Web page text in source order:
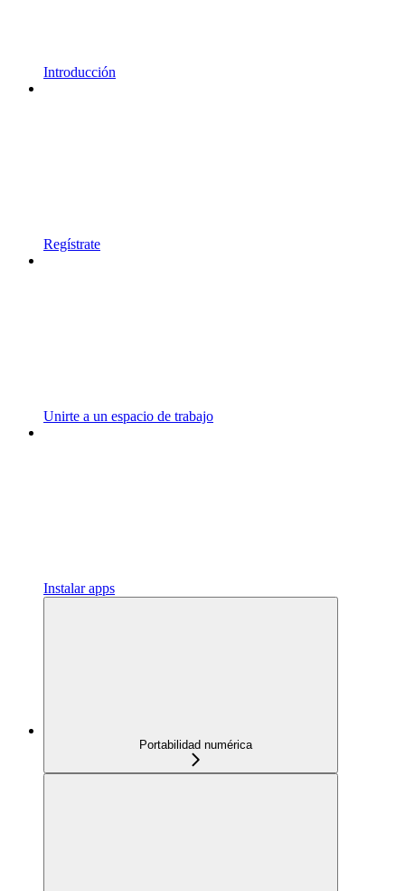
Introducción
Regístrate
Unirte a un espacio de trabajo
Instalar apps
Portabilidad numérica